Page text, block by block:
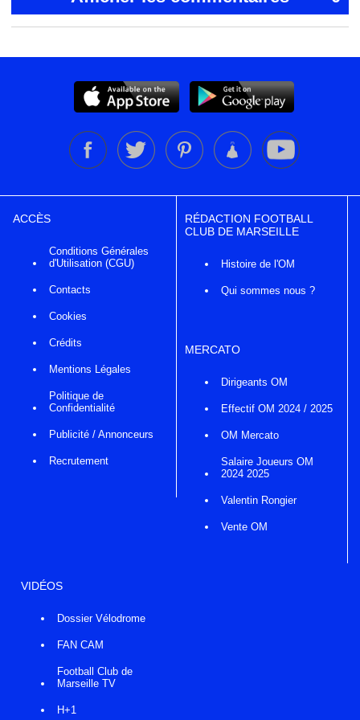
ACCÈS
Conditions Générales
d'Utilisation (CGU)
Contacts
Cookies
Crédits
Mentions Légales
Politique de
Confidentialité
Publicité / Annonceurs
Recrutement
RÉDACTION FOOTBALL
CLUB DE MARSEILLE
Histoire de l'OM
Qui sommes nous ?
MERCATO
Dirigeants OM
Effectif OM 2024 / 2025
OM Mercato
Salaire Joueurs OM
2024 2025
Valentin Rongier
Vente OM
VIDÉOS
Dossier Vélodrome
FAN CAM
Football Club de
Marseille TV
H+1